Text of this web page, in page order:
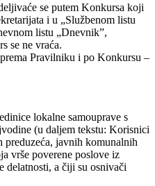
se putem Konkursa koji
i u „Službenom listu
listu „Dnevnik”,
se ne vraća.
Pravilniku i po Konkursu ‒
lokalne samouprave s
(u daljem tekstu: Korisnici
preduzeća, javnih komunalnih
vrše poverene poslove iz
delatnosti, a čiji su osnivači